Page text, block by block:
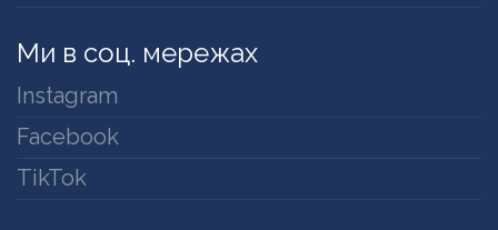
Ми в соц. мережах
Instagram
Facebook
TikTok